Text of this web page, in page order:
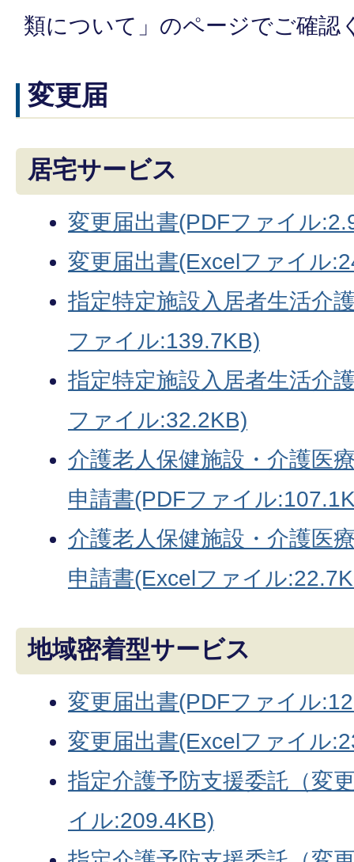
類について」のページでご確認
変更届
居宅サービス
変更届出書(PDFファイル
変更届出書(Excelファイル
指定特定施設入居者生活介
ファイル:139.7KB)
指定特定施設入居者生活介
ファイル:32.2KB)
介護老人保健施設・介護医
申請書(PDFファイル
介護老人保健施設・介護医
申請書(Excelファイル
地域密着型サービス
変更届出書(PDFファイル
変更届出書(Excelファイル
指定介護予防支援委託（変
イル:209.4KB)